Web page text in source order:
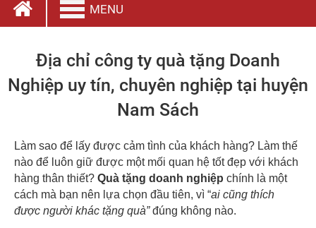
MENU
Địa chỉ công ty quà tặng Doanh
Nghiệp uy tín, chuyên nghiệp tại huyện
Nam Sách
Làm sao để lấy được cảm tình của khách hàng? Làm thế
nào để luôn giữ được một mối quan hệ tốt đẹp với khách
hàng thân thiết? Quà tặng doanh nghiệp chính là một
cách mà bạn nên lựa chọn đầu tiên, vì “ai cũng thích
được người khác tặng quà”đúng không nào.